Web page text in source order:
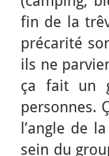
fin de la
précarité
ils ne
ça fait un
personnes.
l’angle de
sein du